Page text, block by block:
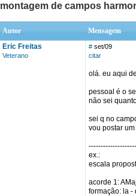
montagem de campos
Autor
Mensagem
Eric Freitas
Veterano
# set/09
citar
olá. eu aqui
pessoal é o
não sei
sei q no
vou postar
ex.:
escala
acorde 1:
formação: la -